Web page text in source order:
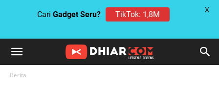
Berita
Cari Gadget Seru? TikTok: 1,8M X